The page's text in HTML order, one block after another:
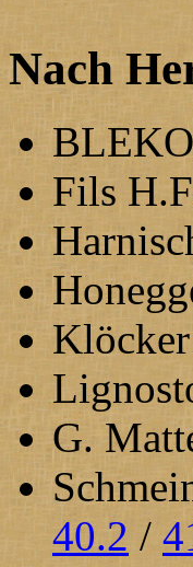
Nach
Fils
G.
40.2/